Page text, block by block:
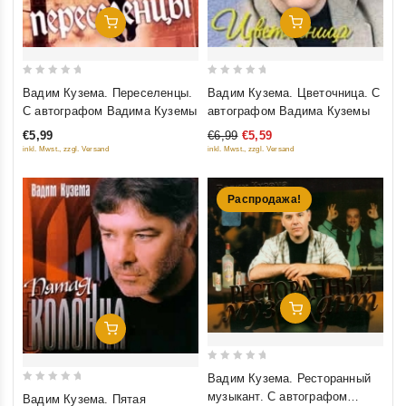
Добавить В Корзину
out
5
Вадим Кузема. Переселенцы.
С автографом Вадима Куземы
€5,99
inkl. Mwst., zzgl. Versand
Добавить В Корзину
out
5
Вадим Кузема. Цветочница. С
автографом Вадима Куземы
€6,99 €5,59
inkl. Mwst., zzgl. Versand
Добавить В Корзину
Вадим Кузема. Пятая
Распродажа!
Добавить В Корзину
out
Вадим Кузема. Ресторанный
музыкант. С автографом